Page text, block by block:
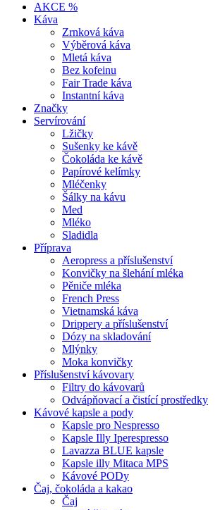
AKCE %
Káva
Zrnková káva
Výběrová káva
Mletá káva
Bez kofeinu
Fair Trade káva
Instantní káva
Značky
Servírování
Lžičky
Sušenky ke kávě
Čokoláda ke kávě
Papírové kelímky
Mléčenky
Šálky na kávu
Med
Mléko
Sladidla
Příprava
Aeropress a příslušenství
Konvičky na šlehání mléka
Pěniče mléka
French Press
Vietnamská káva
Drippery a příslušenství
Dózy na skladování
Mlýnky
Moka konvičky
Příslušenství kávovary
Filtry do kávovarů
Odvápňovací a čistící prostředky
Kávové kapsle a pody
Kapsle pro Nespresso
Kapsle Illy Iperespresso
Lavazza BLUE kapsle
Kapsle illy Mitaca MPS
Kávové PODy
Čaj, čokoláda a kakao
Čaj